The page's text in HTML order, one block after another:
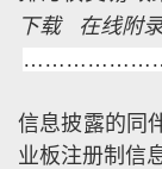
下载
在线附
信息披露的同
业板注册制信